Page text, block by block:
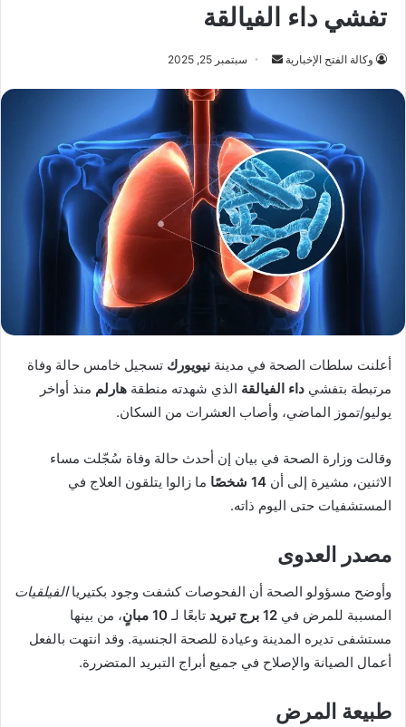
تفشي داء الفيالقة
وكالة الفتح الإخبارية
أرسل
إلكترونيا
سبتمبر 25, 2025
أعلنت سلطات الصحة في مدينة نيويورك تسجيل خامس حالة وفاة
مرتبطة بتفشي داء الفيالقة الذي شهدته منطقة هارلم منذ أواخر
يوليو/تموز الماضي، وأصاب العشرات من السكان.
وقالت وزارة الصحة في بيان إن أحدث حالة وفاة سُجّلت مساء
الاثنين، مشيرة إلى أن 14 شخصًا
ما زالوا يتلقون العلاج في
المستشفيات حتى اليوم ذاته.
مصدر العدوى
وأوضح مسؤولو الصحة أن الفحوصات كشفت وجود بكتيرياالفيلقيات
المسببة للمرض في 12 برج تبريد تابعًا لـ 10 مبانٍ
، من بينها
مستشفى تديره المدينة وعيادة للصحة الجنسية. وقد انتهت بالفعل
أعمال الصيانة والإصلاح في جميع أبراج التبريد المتضررة.
طبيعة المرض